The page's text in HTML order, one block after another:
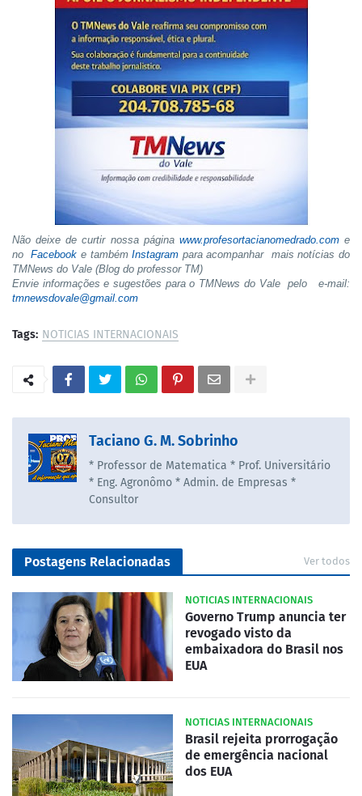
Não deixe de curtir nossa página www.profesortacianomedrado.come
noFacebook e tambémInstagram para acompanhar mais notícias do
TMNews do Vale (Blog do professor TM)
Envie informações e sugestões para o TMNews do Vale pelo e-mail:
tmnewsdovale@gmail.com
Tags: NOTICIAS INTERNACIONAIS
Taciano G. M. Sobrinho
* Professor de Matematica * Prof. Universitário
* Eng. Agronômo * Admin. de Empresas *
Consultor
Postagens Relacionadas Ver todos
NOTICIAS INTERNACIONAIS
Governo Trump anuncia ter
revogado visto da
embaixadora do Brasil nos
EUA
NOTICIAS INTERNACIONAIS
Brasil rejeita prorrogação
de emergência nacional
dos EUA